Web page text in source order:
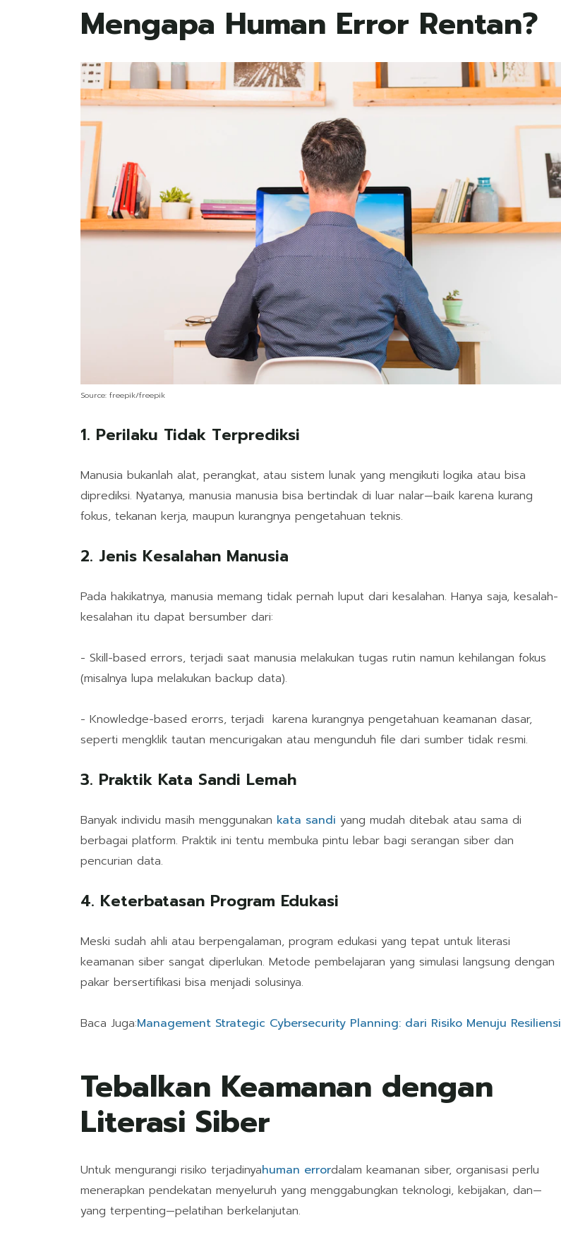
Mengapa Human Error Rentan?
Source: freepik/freepik
1. Perilaku Tidak Terprediksi
Manusia bukanlah alat, perangkat, atau sistem lunak yang mengikuti logika atau bisa
diprediksi. Nyatanya, manusia manusia bisa bertindak di luar nalar—baik karena kurang
fokus, tekanan kerja, maupun kurangnya pengetahuan teknis.
2. Jenis Kesalahan Manusia
Pada hakikatnya, manusia memang tidak pernah luput dari kesalahan. Hanya saja, kesalah-
kesalahan itu dapat bersumber dari:
- Skill-based errors, terjadi saat manusia melakukan tugas rutin namun kehilangan fokus
(misalnya lupa melakukan backup data).
- Knowledge-based erorrs, terjadi karena kurangnya pengetahuan keamanan dasar,
seperti mengklik tautan mencurigakan atau mengunduh file dari sumber tidak resmi.
3. Praktik Kata Sandi Lemah
Banyak individu masih menggunakan kata sandi yang mudah ditebak atau sama di
berbagai platform. Praktik ini tentu membuka pintu lebar bagi serangan siber dan
pencurian data.
4. Keterbatasan Program Edukasi
Meski sudah ahli atau berpengalaman, program edukasi yang tepat untuk literasi
keamanan siber sangat diperlukan. Metode pembelajaran yang simulasi langsung dengan
pakar bersertifikasi bisa menjadi solusinya.
Baca Juga:Management Strategic Cybersecurity Planning: dari Risiko Menuju Resiliensi
Tebalkan Keamanan dengan
Literasi Siber
Untuk mengurangi risiko terjadinyahuman errordalam keamanan siber, organisasi perlu
menerapkan pendekatan menyeluruh yang menggabungkan teknologi, kebijakan, dan—
yang terpenting—pelatihan berkelanjutan.